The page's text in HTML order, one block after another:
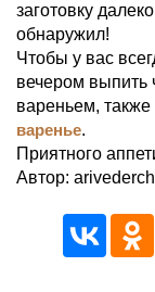
заготовку
обнаружил!
Чтобы у вас
вечером выпить
вареньем, также
варенье.
Приятного
Автор: